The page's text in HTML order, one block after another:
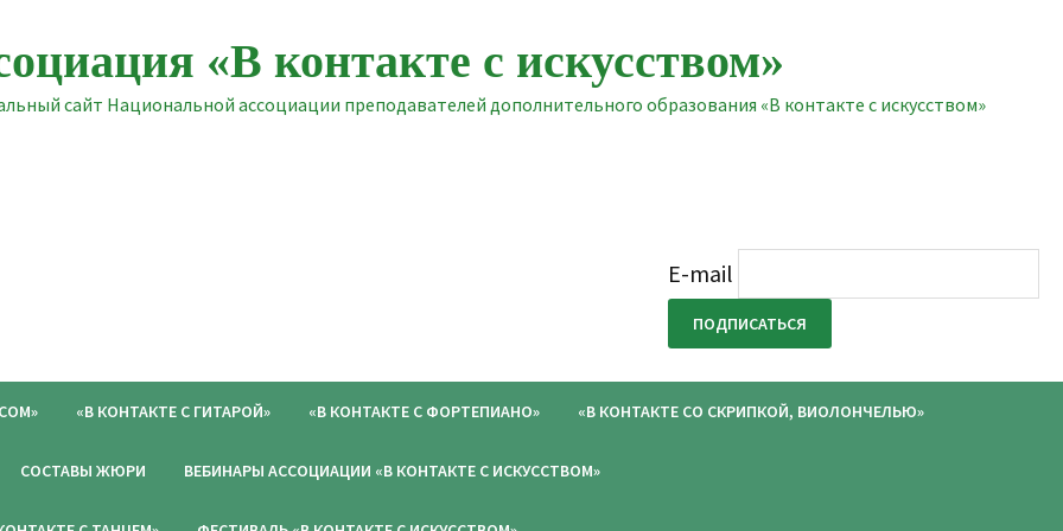
«В контакте с искусством»
сайт Национальной ассоциации преподавателей дополнительного образования «В контакте с искусством»
E-mail
«В КОНТАКТЕ С ГИТАРОЙ» «В КОНТАКТЕ С ФОРТЕПИАНО» «В КОНТАКТЕ СО СКРИПКОЙ, ВИОЛОНЧЕЛЬЮ»
СОСТАВЫ ЖЮРИ ВЕБИНАРЫ АССОЦИАЦИИ «В КОНТАКТЕ С ИСКУССТВОМ»